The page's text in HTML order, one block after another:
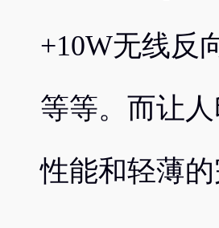
+10W无线反
等等。而让
性能和轻薄的